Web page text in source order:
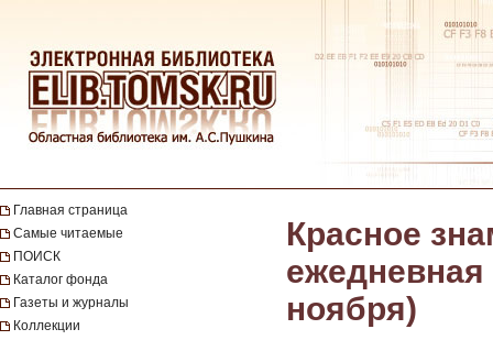
Главная страница
Самые читаемые
ПОИСК
Каталог фонда
Газеты и журналы
Коллекции
Красное
ежедневная
ноября)